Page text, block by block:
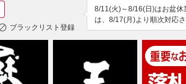
ブラックリスト登録
8/11(火)～8/16(日)はお盆
は、8/17(月)より順次対応
♱⋰ ⋱✮⋰ ⋱♱⋰ ⋱✮⋰
⋱♱⋰⋱✮⋰ ⋱♱
★*゜*ヤフオク14年連続
取扱商品10万点以上!!
国産車から輸入車まで豊